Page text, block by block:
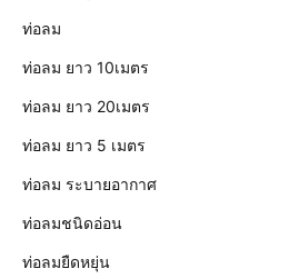
ท่อลม
ท่อลม ยาว 10เมตร
ท่อลม ยาว 20เมตร
ท่อลม ยาว 5 เมตร
ท่อลม ระบายอากาศ
ท่อลมชนิดอ่อน
ท่อลมยืดหยุ่น